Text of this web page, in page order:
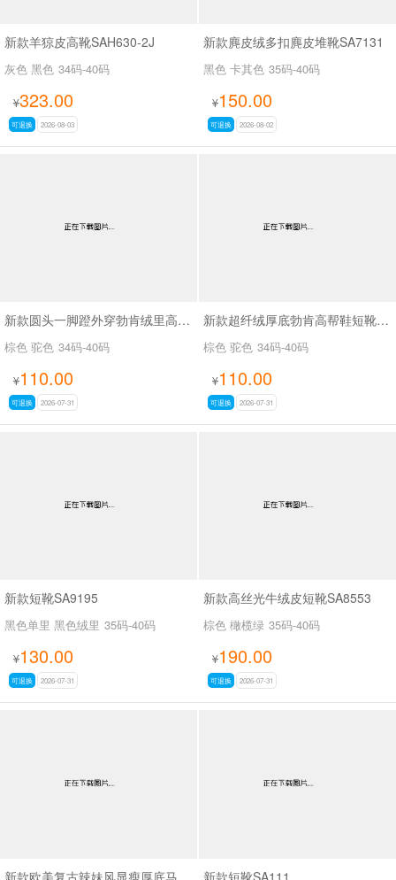
新款羊猄皮高靴SAH630-2J
灰色 黑色 34码-40码
¥323.00
可退换 2026-08-03
新款麂皮绒多扣麂皮堆靴SA7131
黑色 卡其色 35码-40码
¥150.00
可退换 2026-08-02
新款圆头一脚蹬外穿勃肯绒里高帮鞋SA9109
棕色 驼色 34码-40码
¥110.00
可退换 2026-07-31
新款超纤绒厚底勃肯高帮鞋短靴SA9116
棕色 驼色 34码-40码
¥110.00
可退换 2026-07-31
新款短靴SA9195
黑色单里 黑色绒里 35码-40码
¥130.00
可退换 2026-07-31
新款高丝光牛绒皮短靴SA8553
棕色 橄榄绿 35码-40码
¥190.00
可退换 2026-07-31
新款短靴SA111